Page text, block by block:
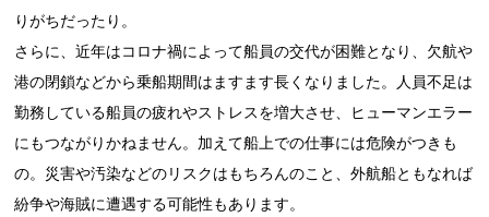
りがちだったり。
さらに、近年はコロナ禍によって船員の交代が困難となり、欠航や
港の閉鎖などから乗船期間はますます長くなりました。人員不足は
勤務している船員の疲れやストレスを増大させ、ヒューマンエラー
にもつながりかねません。加えて船上での仕事には危険がつきも
の。災害や汚染などのリスクはもちろんのこと、外航船ともなれば
紛争や海賊に遭遇する可能性もあります。